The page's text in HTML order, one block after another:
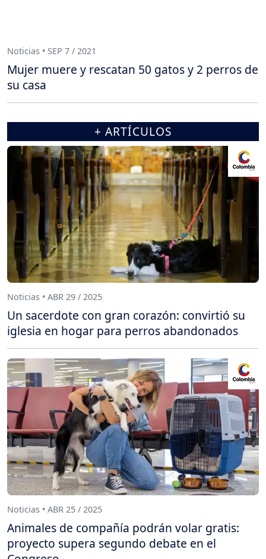
Noticias • SEP 7 / 2021
Mujer muere y rescatan 50 gatos y 2 perros de
su casa
+ ARTÍCULOS
Noticias • ABR 29 / 2025
Un sacerdote con gran corazón: convirtió su
iglesia en hogar para perros abandonados
Noticias • ABR 25 / 2025
Animales de compañía podrán volar gratis:
proyecto supera segundo debate en el